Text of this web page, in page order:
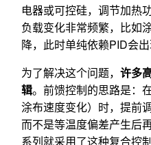
电器或可控硅，调节加热
负载变化非常频繁，比如
降，此时单纯依赖PID会
为了解决这个问题， 许多
辑。前馈控制的思路是：
涂布速度变化）时，提前
而不是等温度偏差产生后
系列就采用了这种复合控